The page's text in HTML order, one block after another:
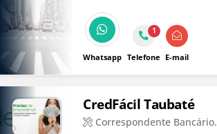
Whatsapp
1
Telefone E-mail
CredFácil Taubaté
Correspondente Bancário.